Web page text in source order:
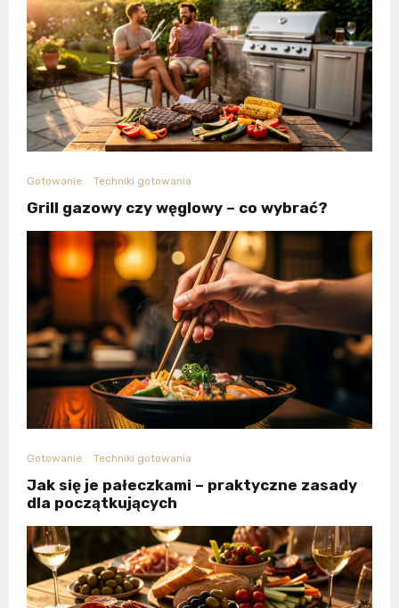
Gotowanie Techniki gotowania
Grill gazowy czy węglowy – co wybrać?
Gotowanie Techniki gotowania
Jak się je pałeczkami – praktyczne zasady
dla początkujących